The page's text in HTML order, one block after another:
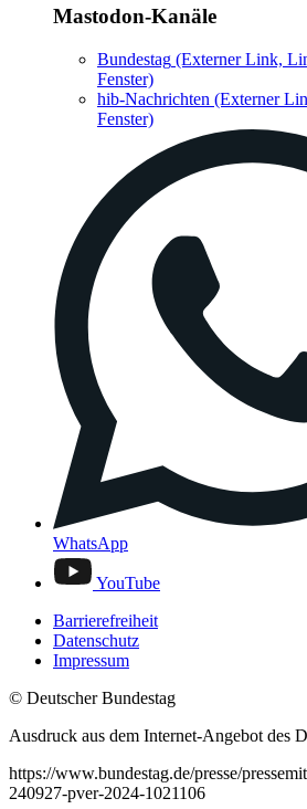
Mastodon-Kanäle
Bundestag (Externer Link,
Fenster)
hib-Nachrichten (Externer
Fenster)
WhatsApp
YouTube
Barrierefreiheit
Datenschutz
Impressum
© Deutscher Bundestag
Ausdruck aus dem Internet-Angebot des
https://www.bundestag.de/presse/
240927-pver-2024-1021106